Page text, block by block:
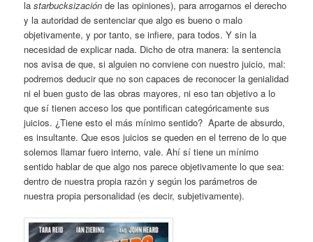
lastarbucksización de las opiniones), para arrogarnos el derecho
y la autoridad de sentenciar que algo es bueno o malo
objetivamente, y por tanto, se infiere, para todos. Y sin la
necesidad de explicar nada. Dicho de otra manera: la sentencia
nos avisa de que, si alguien no conviene con nuestro juicio, mal:
podremos deducir que no son capaces de reconocer la genialidad
ni el buen gusto de las obras mayores, ni eso tan objetivo a lo
que sí tienen acceso los que pontifican categóricamente sus
juicios. ¿Tiene esto el más mínimo sentido? Aparte de absurdo,
es insultante. Que esos juicios se queden en el terreno de lo que
solemos llamar fuero interno, vale. Ahí sí tiene un mínimo
sentido hablar de que algo nos parece objetivamente lo que sea:
dentro de nuestra propia razón y según los parámetros de
nuestra propia personalidad (es decir, subjetivamente).